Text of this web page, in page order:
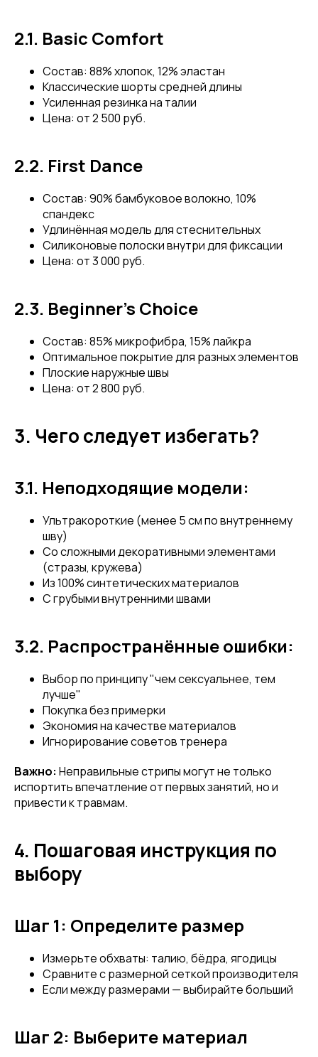
2.1. Basic Comfort
Состав: 88% хлопок, 12% эластан
Классические шорты средней длины
Усиленная резинка на талии
Цена: от 2 500 руб.
2.2. First Dance
Состав: 90% бамбуковое волокно, 10%
спандекс
Удлинённая модель для стеснительных
Силиконовые полоски внутри для фиксации
Цена: от 3 000 руб.
2.3. Beginner's Choice
Состав: 85% микрофибра, 15% лайкра
Оптимальное покрытие для разных элементов
Плоские наружные швы
Цена: от 2 800 руб.
3. Чего следует избегать?
3.1. Неподходящие модели:
Ультракороткие (менее 5 см по внутреннему
шву)
Со сложными декоративными элементами
(стразы, кружева)
Из 100% синтетических материалов
С грубыми внутренними швами
3.2. Распространённые ошибки:
Выбор по принципу "чем сексуальнее, тем
лучше"
Покупка без примерки
Экономия на качестве материалов
Игнорирование советов тренера
Важно: Неправильные стрипы могут не только
испортить впечатление от первых занятий, но и
привести к травмам.
4. Пошаговая инструкция по
выбору
Шаг 1: Определите размер
Измерьте обхваты: талию, бёдра, ягодицы
Сравните с размерной сеткой производителя
Если между размерами — выбирайте больший
Шаг 2: Выберите материал